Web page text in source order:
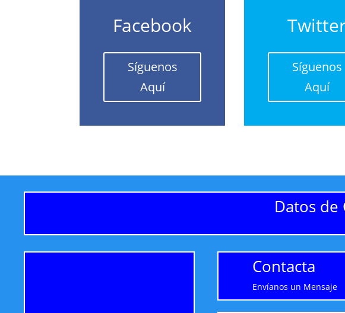
Facebook
Síguenos
Aquí
Síguenos
Aquí
Datos de
Contacta
Envíanos un Mensaje